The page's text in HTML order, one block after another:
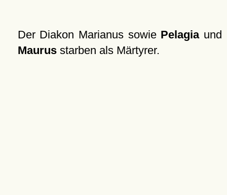
Der Diakon Marianus sowie Pelagiaund
Maurusstarben als Märtyrer.